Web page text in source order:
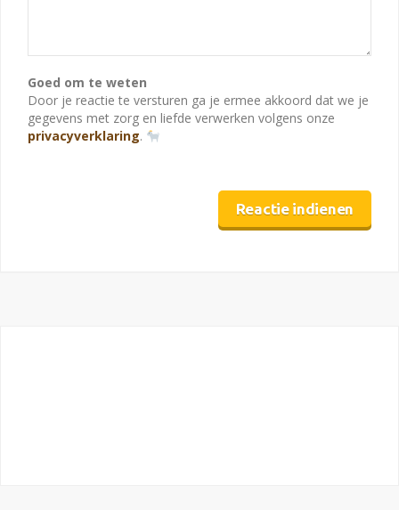
Goed om te weten
Door je reactie te versturen ga je ermee akkoord dat we je
gegevens met zorg en liefde verwerken volgens onze
privacyverklaring.